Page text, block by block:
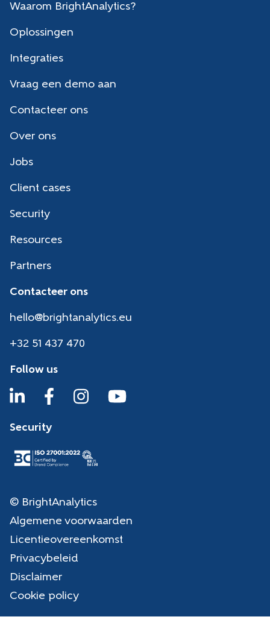
Waarom BrightAnalytics?
Oplossingen
Integraties
Vraag een demo aan
Contacteer ons
Over ons
Jobs
Client cases
Security
Resources
Partners
Contacteer ons
hello@brightanalytics.eu
+32 51 437 470
Follow us
Security
© BrightAnalytics
Algemene voorwaarden
Licentieovereenkomst
Privacybeleid
Disclaimer
Cookie policy